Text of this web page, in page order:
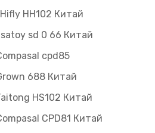
HH102 Китай
sd 0 66 Китай
cpd85
688 Китай
HS102 Китай
CPD81 Китай